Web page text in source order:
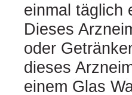
einmal täglich
Dieses
oder
dieses
einem Glas